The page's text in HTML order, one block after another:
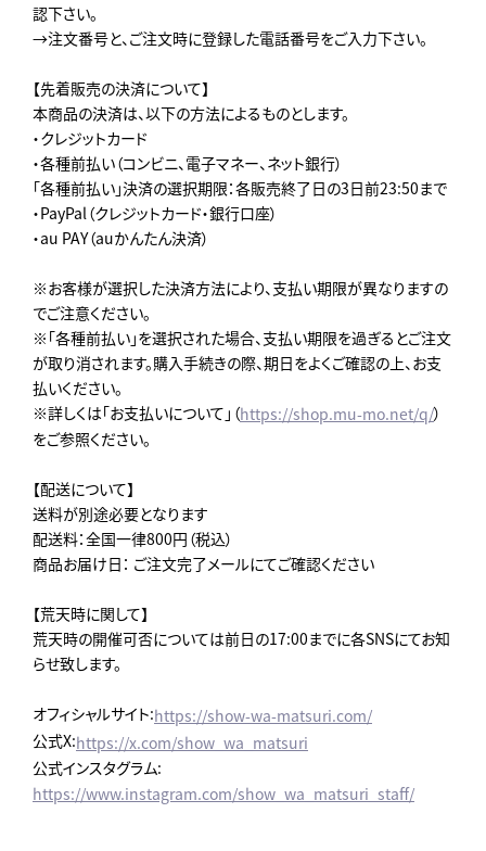
認下さい。
→注文番号と、ご注文時に登録した電話番号をご入力下さい。
【先着販売の決済について】
本商品の決済は、以下の方法によるものとします。
・クレジットカード
・各種前払い（コンビニ、電子マネー、ネット銀行）
「各種前払い」決済の選択期限：各販売終了日の3日前23:50まで
・PayPal（クレジットカード・銀行口座）
・au PAY（auかんたん決済）
※お客様が選択した決済方法により、支払い期限が異なりますの
でご注意ください。
※「各種前払い」を選択された場合、支払い期限を過ぎるとご注文
が取り消されます。購入手続きの際、期日をよくご確認の上、お支
払いください。
※詳しくは「お支払いについて」（https://shop.mu-mo.net/q/）
をご参照ください。
【配送について】
送料が別途必要となります
配送料：全国一律800円（税込）
商品お届け日： ご注文完了メールにてご確認ください
【荒天時に関して】
荒天時の開催可否については前日の17:00までに各SNSにてお知
らせ致します。
オフィシャルサイト:https://show-wa-matsuri.com/
公式X:https://x.com/show_wa_matsuri
公式インスタグラム:
https://www.instagram.com/show_wa_matsuri_staff/